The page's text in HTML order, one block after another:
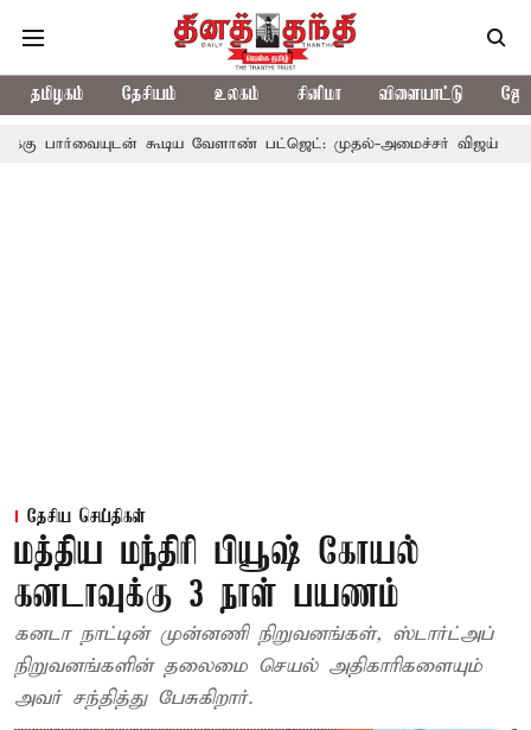
தமிழகம் தேசியம் உலகம் சினிமா விளையாட்டு
கூடிய வேளாண் பட்ஜெட்: முதல்-அமைச்சர் விஜய் தமிழக
தேசிய செய்திகள்
மத்திய மந்திரி பியூஷ் கோயல்
கனடாவுக்கு 3 நாள் பயணம்
கனடா நாட்டின் முன்னணி நிறுவனங்கள், ஸ்டார்ட்அப்
நிறுவனங்களின் தலைமை செயல் அதிகாரிகளையும்
அவர் சந்தித்து பேசுகிறார்.